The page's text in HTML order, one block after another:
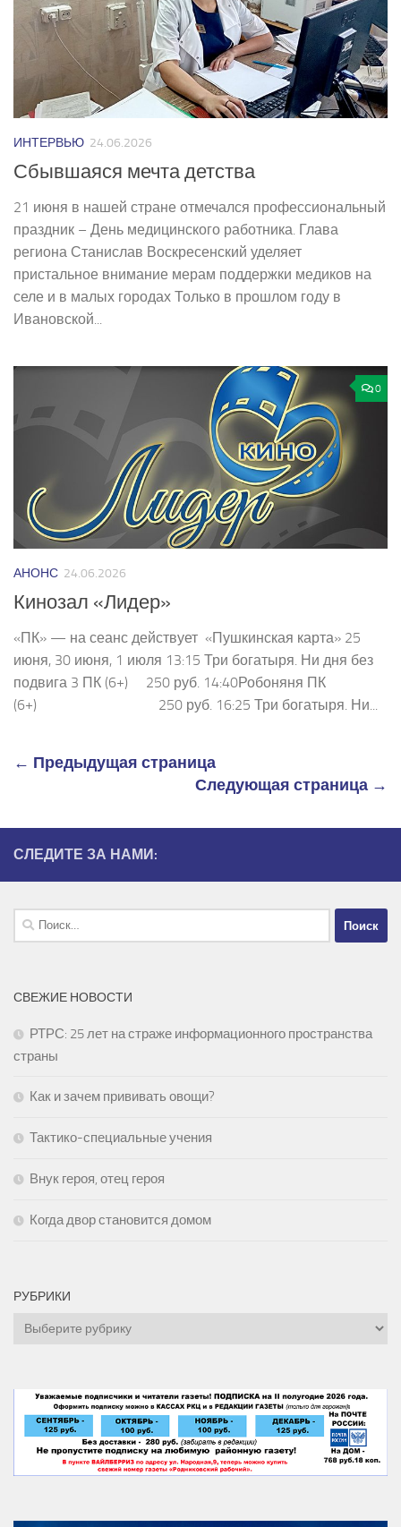
ИНТЕРВЬЮ 24.06.2026
Сбывшаяся мечта детства
21 июня в нашей стране отмечался профессиональный
праздник – День медицинского работника. Глава
региона Станислав Воскресенский уделяет
пристальное внимание мерам поддержки медиков на
селе и в малых городах Только в прошлом году в
Ивановской...
0
АНОНС 24.06.2026
Кинозал «Лидер»
«ПК» — на сеанс действует «Пушкинская карта» 25
июня, 30 июня, 1 июля 13:15 Три богатыря. Ни дня без
подвига 3 ПК (6+) 250 руб. 14:40Робоняня ПК
(6+) 250 руб. 16:25 Три богатыря. Ни...
← Предыдущая страница
Следующая страница →
СЛЕДИТЕ ЗА НАМИ:
Найти:
СВЕЖИЕ НОВОСТИ
РТРС: 25 лет на страже информационного пространства
страны
Как и зачем прививать овощи?
Тактико-специальные учения
Внук героя, отец героя
Когда двор становится домом
РУБРИКИ
Рубрики